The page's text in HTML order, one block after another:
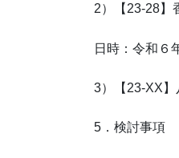
2）【23-28】
日時：令和６
3）【23-XX
5．検討事項